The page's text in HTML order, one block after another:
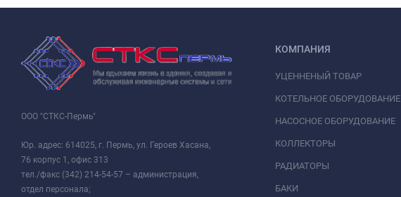
ООО "СТКС-Пермь"
Юр. адрес: 614025, г. Пермь, ул. Героев Хасана,
76 корпус 1, офис 313
тел./факс (342) 214-54-57 – администрация,
отдел персонала;
КОМПАНИЯ
УЦЕННЕНЫЙ ТОВАР
КОТЕЛЬНОЕ ОБОРУДОВАНИЕ
НАСОСНОЕ ОБОРУДОВАНИЕ
КОЛЛЕКТОРЫ
РАДИАТОРЫ
БАКИ